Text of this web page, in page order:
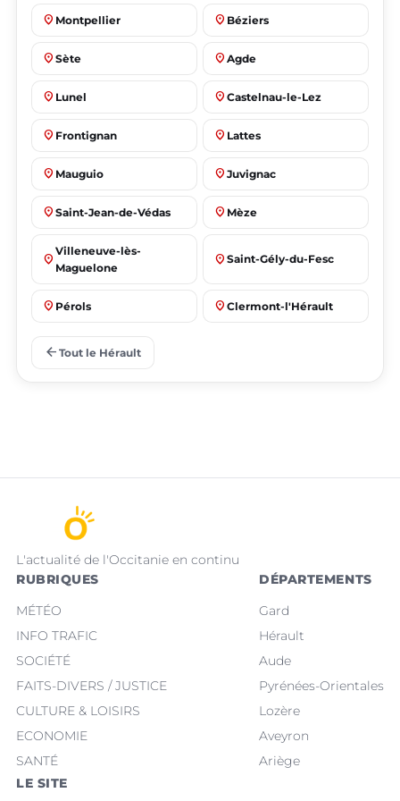
place Montpellier place Béziers
place Sète place Agde
place Lunel place Castelnau-le-Lez
place Frontignan place Lattes
place Mauguio place Juvignac
place Saint-Jean-de-Védas place Mèze
place
Villeneuve-lès-
Maguelone
place Saint-Gély-du-Fesc
place Pérols place Clermont-l'Hérault
place
arrow_back Tout le Hérault
L'actualité de l'Occitanie en continu
RUBRIQUES
MÉTÉO
INFO TRAFIC
SOCIÉTÉ
FAITS-DIVERS / JUSTICE
CULTURE & LOISIRS
ECONOMIE
SANTÉ
DÉPARTEMENTS
Gard
Hérault
Aude
Pyrénées-Orientales
Lozère
Aveyron
Ariège
LE SITE